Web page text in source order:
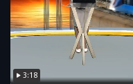
3:18